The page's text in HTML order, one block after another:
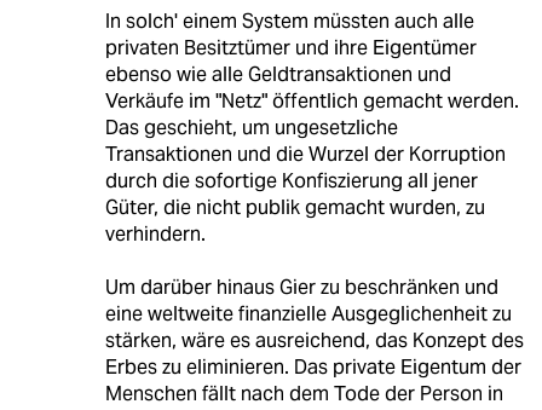
In solch' einem System müssten auch alle
privaten Besitztümer und ihre Eigentümer
ebenso wie alle Geldtransaktionen und
Verkäufe im "Netz" öffentlich gemacht werden.
Das geschieht, um ungesetzliche
Transaktionen und die Wurzel der Korruption
durch die sofortige Konfiszierung all jener
Güter, die nicht publik gemacht wurden, zu
verhindern.
Um darüber hinaus Gier zu beschränken und
eine weltweite finanzielle Ausgeglichenheit zu
stärken, wäre es ausreichend, das Konzept des
Erbes zu eliminieren. Das private Eigentum der
Menschen fällt nach dem Tode der Person in